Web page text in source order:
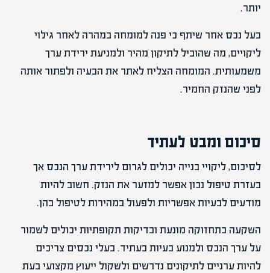
יותר.
בעל נכס אחר שיתף כי פנה למומחה במהרה לאחר גילוי
ליקויים, מה שהוביל לתיקון מהיר ולמניעת ירידת ערך
משמעותית. המומחה הצליח לאתר את הבעיה ולפתור אותה
לפני שהנזק החמיר.
סיכום ומבט לעתיד
לסיכום, ליקויי בנייה יכולים לגרום לירידת ערך הנכס אך
בעזרת טיפול נכון אפשר למזער את הנזק. חשוב להיות
מודעים לבעיות אפשריות ולפעול במהירות לטיפול בהן.
השקעה בתחזוקה מונעת ובדיקות תקופתיות יכולים לשמור
על ערך הנכס ולמנוע בעיות בעתיד. בעלי נכסים צריכים
להיות ערניים לתיקונים נדרשים ולשקול ייעוץ מקצועי בעת